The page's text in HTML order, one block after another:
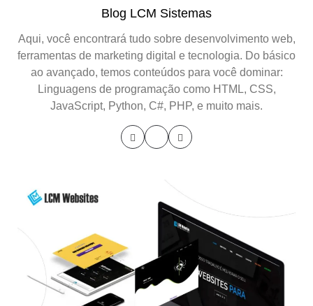
Blog LCM Sistemas
Aqui, você encontrará tudo sobre desenvolvimento web,
ferramentas de marketing digital e tecnologia. Do básico
ao avançado, temos conteúdos para você dominar:
Linguagens de programação como HTML, CSS,
JavaScript, Python, C#, PHP, e muito mais.